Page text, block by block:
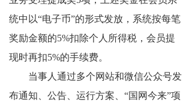
统中以“电子币”的形式发放，系统按每笔
奖励金额的5%扣除个人所得税，会员提
现时再扣5%的手续费。
当事人通过多个网站和微信公众号发
布通知、公告、运行方案、“国网今来”项